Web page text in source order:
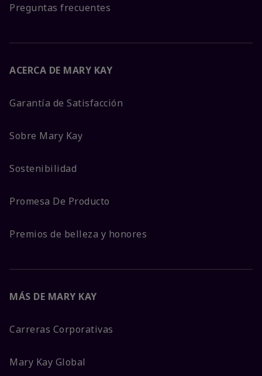
Preguntas frecuentes
ACERCA DE MARY KAY
Garantía de Satisfacción
Sobre Mary Kay
Sostenibilidad
Promesa De Producto
Premios de belleza y honores
MÁS DE MARY KAY
Carreras Corporativas
Mary Kay Global